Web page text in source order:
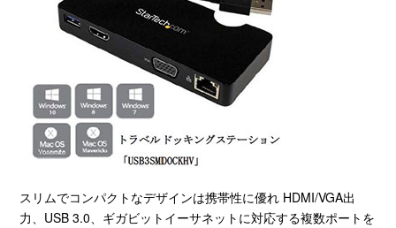
スリムでコンパクトなデザインは携帯性に優れ HDMI/VGA出
力、USB 3.0、ギガビットイーサネットに対応する複数ポートを